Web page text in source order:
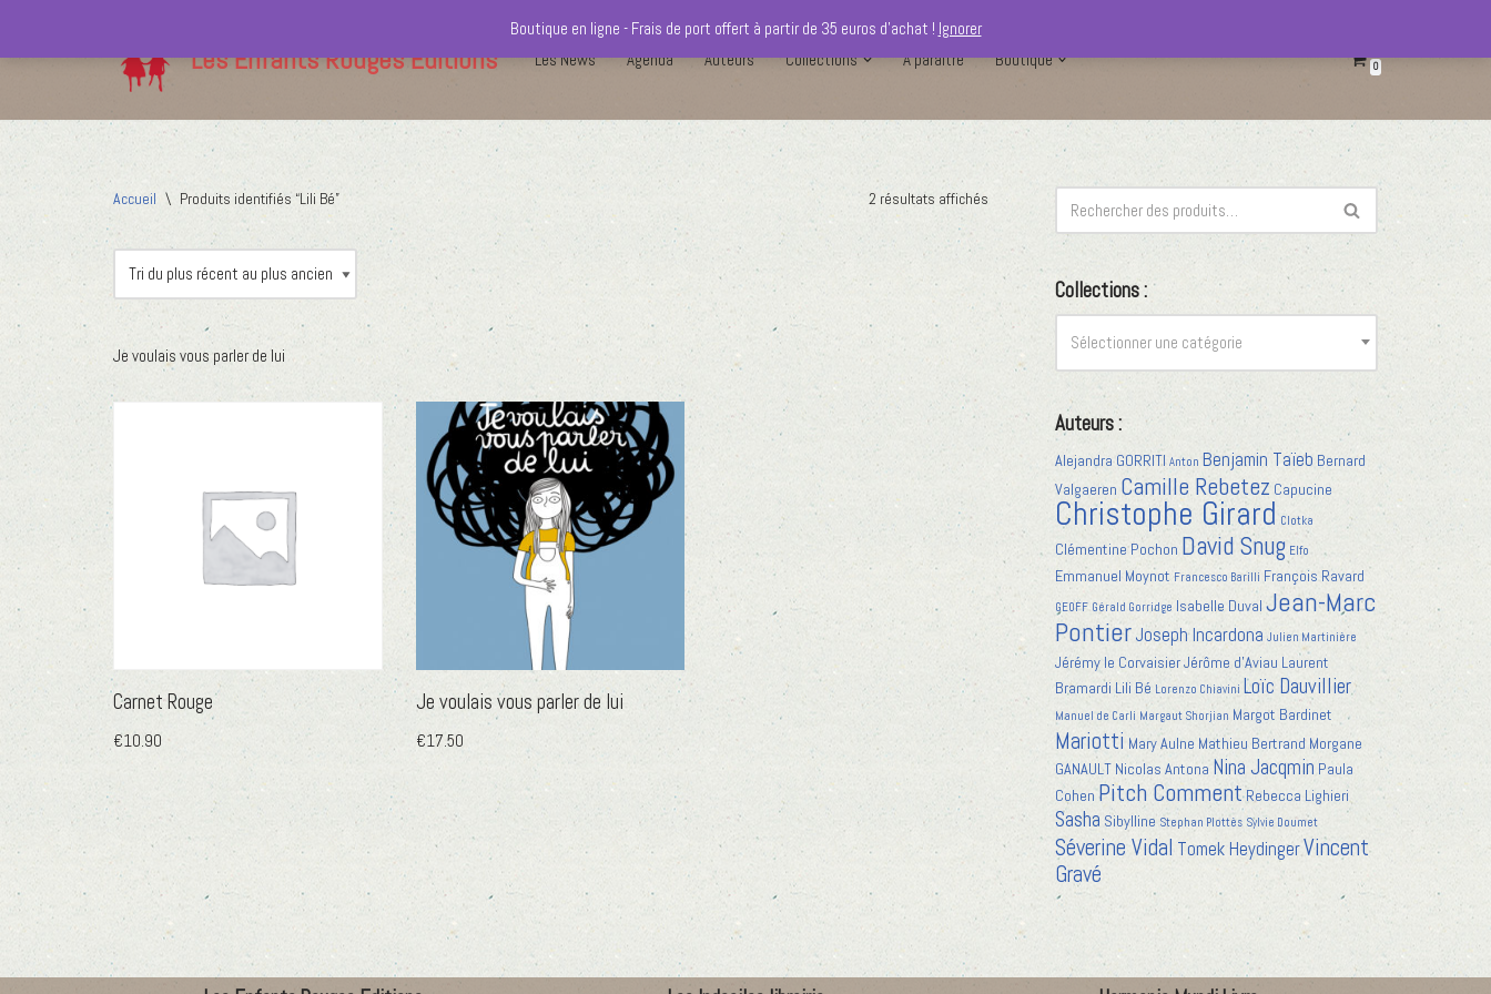
Aller
Les Enfants Rouges Editions Les News Agenda Auteurs Collections A paraître Boutique 0
Accueil \ Produits identifiés “Lili Bé” 2 résultats affichés
Je voulais vous parler de lui
Carnet Rouge
€10.90
Je voulais vous parler de lui
€17.50
Collections :
Sélectionner une catégorie
Auteurs :
Alejandra GORRITI Anton Benjamin Taïeb Bernard
Valgaeren Camille Rebetez Capucine
Christophe Girard Clotka
Clémentine Pochon David Snug Elfo
Emmanuel Moynot Francesco Barilli François Ravard
GEOFF Gérald Gorridge Isabelle Duval Jean-Marc
PontierJoseph Incardona Julien Martinière
Jérémy le CorvaisierJérôme d'Aviau Laurent
Bramardi Lili Bé Lorenzo Chiavini Loïc Dauvillier
Manuel de Carli Margaut Shorjian Margot Bardinet
Mariotti Mary Aulne Mathieu Bertrand Morgane
GANAULT Nicolas Antona Nina Jacqmin Paula
Cohen Pitch Comment Rebecca Lighieri
Sasha Sibylline Stephan Plottès Sylvie Doumet
Séverine Vidal Tomek HeydingerVincent
Gravé
Boutique en ligne - Frais de port offert à partir de 35 euros d'achat ! Ignorer